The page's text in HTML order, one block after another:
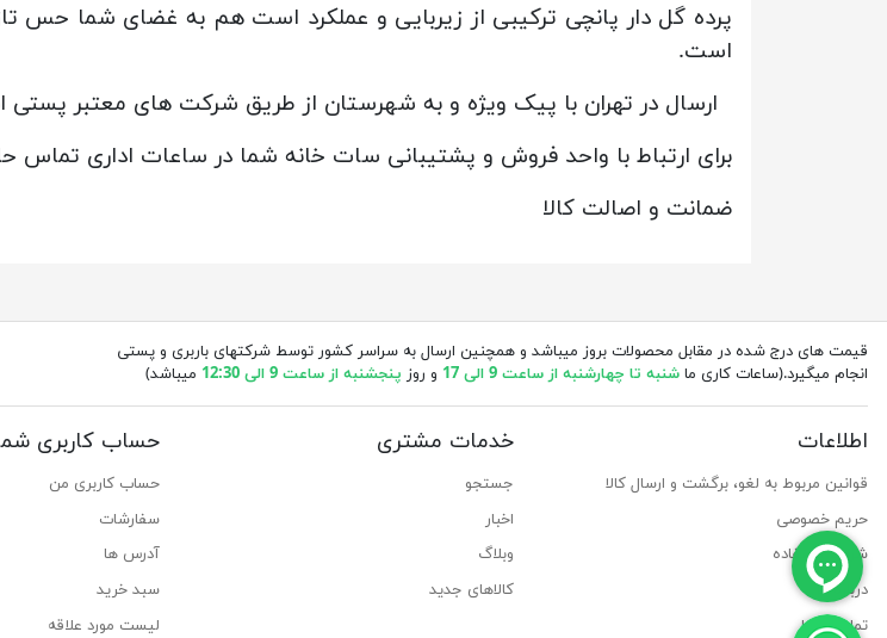
پرده گل دار پانچی ترکیبی از زیربایی و عملکرد است هم به غضای شما
است.
ارسال در تهران با پیک ویژه و به شهرستان از طریق شرکت های معتبر پستی
برای ارتباط با واحد فروش و پشتیبانی سات خانه شما در ساعات اداری تماس
ضمانت و اصالت کالا
قیمت های درج شده در مقابل محصولات بروز میباشد و همچنین ارسال به سراسر کشور توسط شرکتهای باربری و پستی
انجام میگیرد.(ساعات کاری ما شنبه تا چهارشنبه از ساعت 9 الی 17 و روز پنجشنبه از ساعت 9 الی 12:30 میباشد)
اطلاعات
قوانین مربوط به لغو، برگشت و ارسال کالا
حریم خصوصی
شرایط استفاده
درباره ما
تماس با ما
خدمات مشتری
جستجو
اخبار
وبلاگ
کالاهای جدید
حساب کاربری
حساب کاربری من
سفارشات
آدرس ها
سبد خرید
لیست مورد علاقه